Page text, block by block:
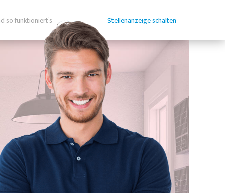
so funktioniert’s Stellenanzeige schalten